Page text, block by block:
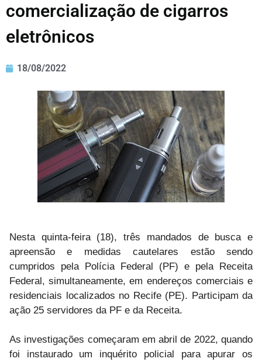
comercialização de cigarros
eletrônicos
18/08/2022
Nesta quinta-feira (18), três mandados de busca e
apreensão e medidas cautelares estão sendo
cumpridos pela Polícia Federal (PF) e pela Receita
Federal, simultaneamente, em endereços comerciais e
residenciais localizados no Recife (PE). Participam da
ação 25 servidores da PF e da Receita.
As investigações começaram em abril de 2022, quando
foi instaurado um inquérito policial para apurar os